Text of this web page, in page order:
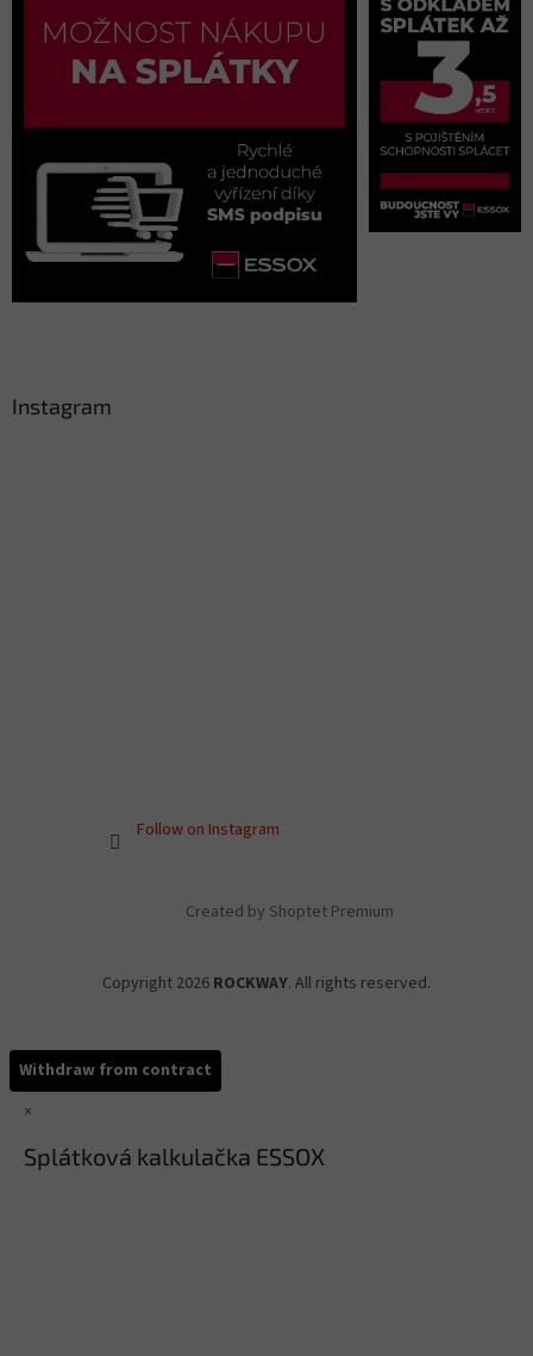
Instagram
Follow on Instagram
Created by Shoptet Premium
Copyright 2026 ROCKWAY. All rights reserved.
Withdraw from contract
×
Splátková kalkulačka ESSOX